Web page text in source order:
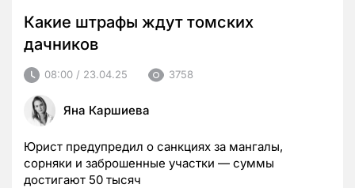
Какие штрафы ждут томских
дачников
08:00 / 23.04.25 3758
Яна Каршиева
Юрист предупредил о санкциях за мангалы,
сорняки и заброшенные участки — суммы
достигают 50 тысяч